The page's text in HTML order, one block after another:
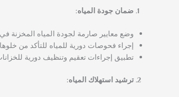
ضمان جودة المياه:
وضع معايير صارمة لجودة المياه المخزنة
إجراء فحوصات دورية للمياه للتأكد من
تطبيق إجراءات تعقيم وتنظيف دورية
ترشيد استهلاك المياه: